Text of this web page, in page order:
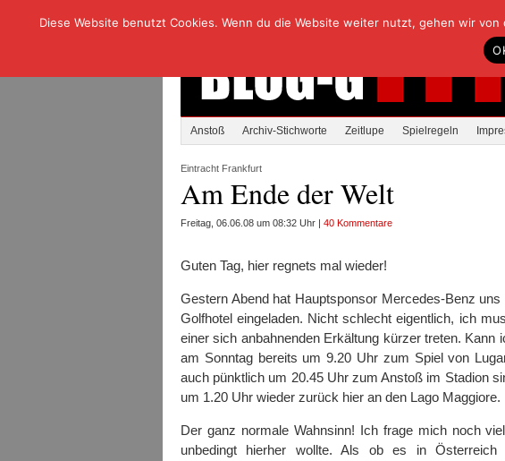
Anstoß Archiv-Stichworte Zeitlupe Spielregeln
Eintracht Frankfurt
Am Ende der Welt
Freitag, 06.06.08 um 08:32 Uhr | 40 Kommentare
Guten Tag, hier regnets mal wieder!
Gestern Abend hat Hauptsponsor Mercedes-Benz
Golfhotel eingeladen. Nicht schlecht eigentlich, ich
einer sich anbahnenden Erkältung kürzer treten. Kann
am Sonntag bereits um 9.20 Uhr zum Spiel von
auch pünktlich um 20.45 Uhr zum Anstoß im Stadion
um 1.20 Uhr wieder zurück hier an den Lago Maggiore.
Der ganz normale Wahnsinn! Ich frage mich noch
unbedingt hierher wollte. Als ob es in Österreich
Diese Website benutzt Cookies. Wenn du die Website weiter nutzt, gehen wir